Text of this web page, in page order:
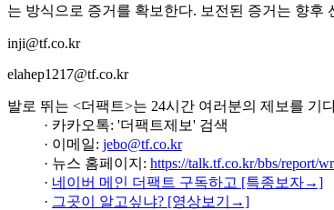
는 방식으로 증거를 확보한다. 보전된 증거는 향후
inji@tf.co.kr
elahep1217@tf.co.kr
발로 뛰는 <더팩트>는 24시간 여러분의 제보를 기
· 카카오톡: '더팩트제보' 검색
· 이메일: jebo@tf.co.kr
· 뉴스 홈페이지: https://talk.tf.co.kr/bbs/report/
· 네이버 메인 더팩트 구독하고 [특종보자→]
· 그곳이 알고싶냐? [영상보기→]